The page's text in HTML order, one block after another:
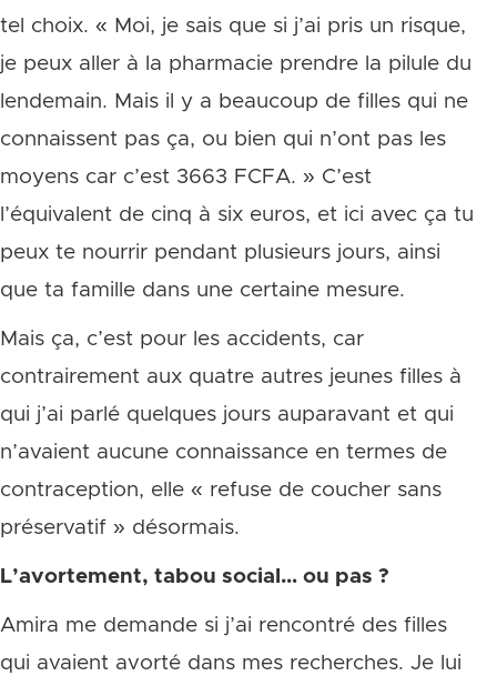
tel choix. « Moi, je sais que si j’ai pris un risque,
je peux aller à la pharmacie prendre la pilule du
lendemain. Mais il y a beaucoup de filles qui ne
connaissent pas ça, ou bien qui n’ont pas les
moyens car c’est 3663 FCFA. » C’est
l’équivalent de cinq à six euros, et ici avec ça tu
peux te nourrir pendant plusieurs jours, ainsi
que ta famille dans une certaine mesure.
Mais ça, c’est pour les accidents, car
contrairement aux quatre autres jeunes filles à
qui j’ai parlé quelques jours auparavant et qui
n’avaient aucune connaissance en termes de
contraception, elle « refuse de coucher sans
préservatif » désormais.
L’avortement, tabou social… ou pas ?
Amira me demande si j’ai rencontré des filles
qui avaient avorté dans mes recherches. Je lui